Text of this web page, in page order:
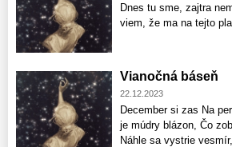
Dnes tu sme, zajtra
viem, že ma na tejto
Vianočná báseň
22.12.2023
December si zas Na
je múdry blázon, Čo
Náhle sa vystrie